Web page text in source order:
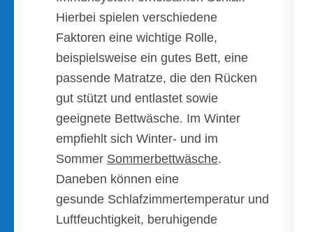
Hierbei spielen verschiedene
Faktoren eine wichtige Rolle,
beispielsweise ein gutes Bett, eine
passende Matratze, die den Rücken
gut stützt und entlastet sowie
geeignete Bettwäsche. Im Winter
empfiehlt sich Winter- und im
Sommer Sommerbettwäsche.
Daneben können eine
gesunde Schlafzimmertemperatur und
Luftfeuchtigkeit, beruhigende